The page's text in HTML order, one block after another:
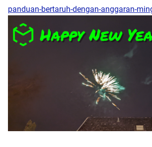
panduan-bertaruh-dengan-anggaran-